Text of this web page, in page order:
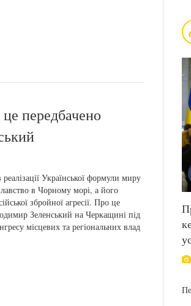
передбачено
Української формули миру
в Чорному морі, а його
збройної агресії. Про це
Зеленський на Черкащині під
місцевих та регіональних влад